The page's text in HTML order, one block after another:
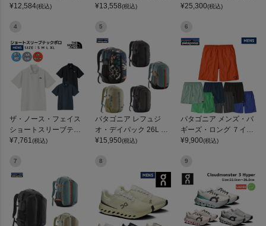
PATAGONIA MS TERR
¥12,584(税込)
ONIA MS HOUDINI JKT
¥13,558(税込)
t Amp
¥25,300(税込)
4
ザ・ノース・フェイス
ショートスリーブテッ
クポロ THE NORTH FA
¥7,761 (税込)
5
パタゴニア レフュジ
オ・デイパック 26L PA
TAGONIA REFUGIO DA
¥15,950(税込)
6
パタゴニア メンズ・バ
ギーズ・ロング ７イン
チ Patagonia Men's Ba
¥9,900(税込)
7 8 9